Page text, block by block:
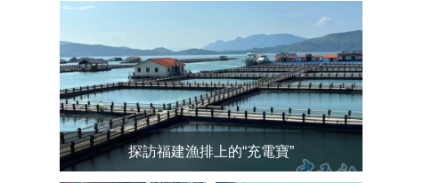
探訪福建漁排上的“充電寶”